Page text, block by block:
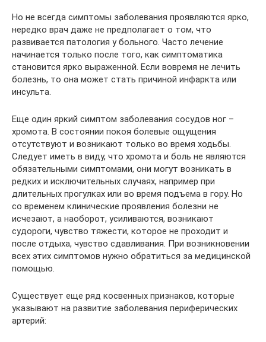
Но не всегда симптомы заболевания проявляются ярко,
нередко врач даже не предполагает о том, что
развивается патология у больного. Часто лечение
начинается только после того, как симптоматика
становится ярко выраженной. Если вовремя не лечить
болезнь, то она может стать причиной инфаркта или
инсульта.
Еще один яркий симптом заболевания сосудов ног –
хромота. В состоянии покоя болевые ощущения
отсутствуют и возникают только во время ходьбы.
Следует иметь в виду, что хромота и боль не являются
обязательными симптомами, они могут возникать в
редких и исключительных случаях, например при
длительных прогулках или во время подъема в гору. Но
со временем клинические проявления болезни не
исчезают, а наоборот, усиливаются, возникают
судороги, чувство тяжести, которое не проходит и
после отдыха, чувство сдавливания. При возникновении
всех этих симптомов нужно обратиться за медицинской
помощью.
Существует еще ряд косвенных признаков, которые
указывают на развитие заболевания периферических
артерий: